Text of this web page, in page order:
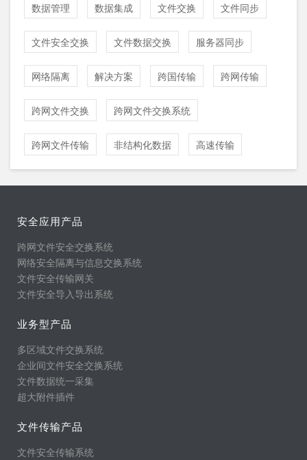
数据管理 数据集成 文件交换 文件同步
文件安全交换 文件数据交换 服务器同步
网络隔离 解决方案 跨国传输 跨网传输
跨网文件交换 跨网文件交换系统
跨网文件传输 非结构化数据 高速传输
安全应用产品
跨网文件安全交换系统
网络安全隔离与信息交换系统
文件安全传输网关
文件安全导入导出系统
业务型产品
多区域文件交换系统
企业间文件安全交换系统
文件数据统一采集
超大附件插件
文件传输产品
文件安全传输系统